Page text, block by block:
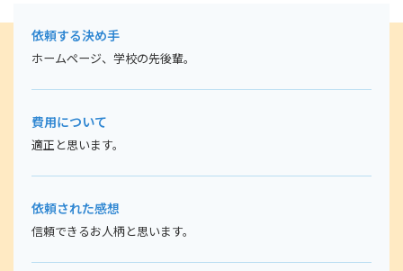
お問い合わせ・ご予約はこちら
依頼する決め手
ホームページ、学校の先後輩。
費用について
適正と思います。
依頼された感想
信頼できるお人柄と思います。